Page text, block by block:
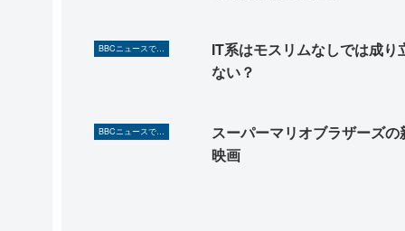
BBCニュースで英語を勉強しよう（TOEIC対策に！）
IT系はモスリムなしでは成り
ない？
BBCニュースで英語を勉強しよう（TOEIC対策に！）
スーパーマリオブラザーズの
映画